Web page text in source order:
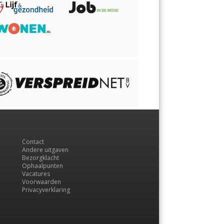
Contact
Andere uitgaven
Bezorgklacht
Ophaalpunten
Vacatures
Voorwaarden
Privacyverklaring